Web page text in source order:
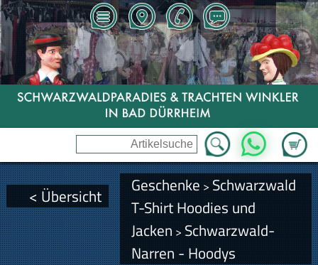
Zum
WhatsApp
< Übersicht Geschenke > Schwarzwald
T-Shirt Hoodies und
Jacken > Schwarzwald-
Narren - Hoodys